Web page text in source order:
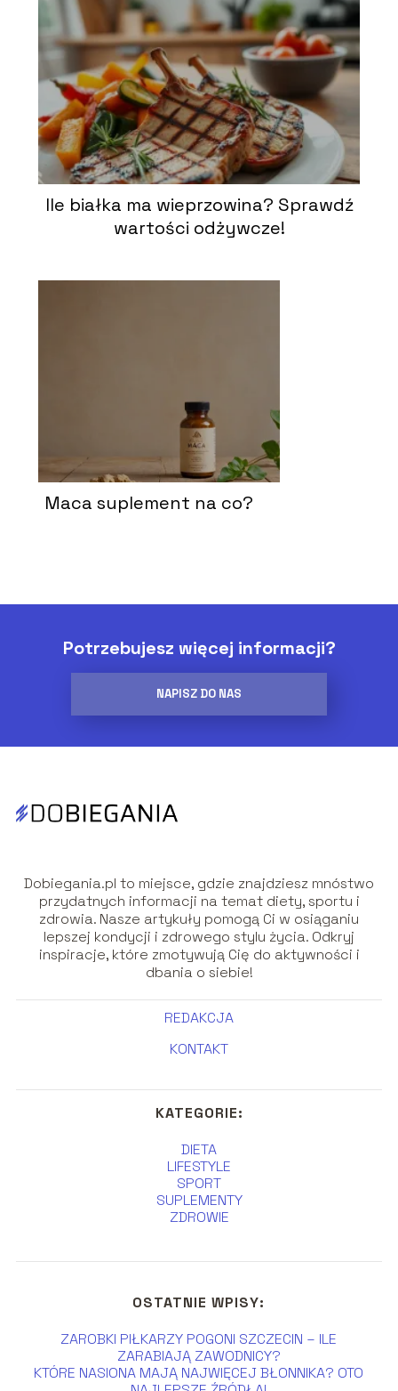
Ile białka ma wieprzowina? Sprawdź
wartości odżywcze!
Maca suplement na co?
Potrzebujesz więcej informacji?
NAPISZ DO NAS
Dobiegania.pl to miejsce, gdzie znajdziesz mnóstwo
przydatnych informacji na temat diety, sportu i
zdrowia. Nasze artykuły pomogą Ci w osiąganiu
lepszej kondycji i zdrowego stylu życia. Odkryj
inspiracje, które zmotywują Cię do aktywności i
dbania o siebie!
REDAKCJA
KONTAKT
KATEGORIE:
DIETA
LIFESTYLE
SPORT
SUPLEMENTY
ZDROWIE
OSTATNIE WPISY:
ZAROBKI PIŁKARZY POGONI SZCZECIN – ILE
ZARABIAJĄ ZAWODNICY?
KTÓRE NASIONA MAJĄ NAJWIĘCEJ BŁONNIKA? OTO